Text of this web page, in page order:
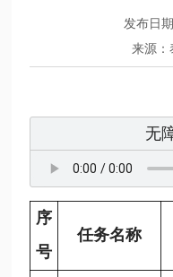
发布日
来源：
无
序
号
任务名称